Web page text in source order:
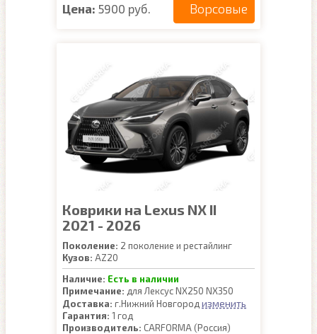
Цена: 5900 руб. Ворсовые
Коврики на Lexus NX II
2021 - 2026
Поколение: 2 поколение и рестайлинг
Кузов: AZ20
Наличие: Есть в наличии
Примечание: для Лексус NX250 NX350
Доставка: г.Нижний Новгород изменить
Гарантия: 1 год
Производитель: CARFORMA (Россия)